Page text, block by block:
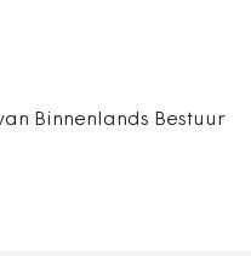
Binnenlands Bestuur